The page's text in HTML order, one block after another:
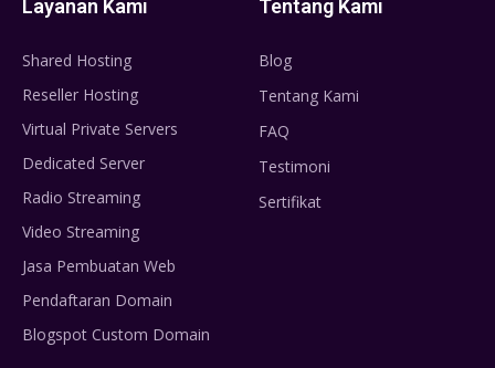
Layanan Kami
Shared Hosting
Reseller Hosting
Virtual Private Servers
Dedicated Server
Radio Streaming
Video Streaming
Jasa Pembuatan Web
Pendaftaran Domain
Blogspot Custom Domain
Tentang Kami
Blog
Tentang Kami
FAQ
Testimoni
Sertifikat